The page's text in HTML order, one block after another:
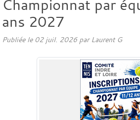
Championnat par
ans 2027
Publiée le 02 juil. 2026par Laurent G